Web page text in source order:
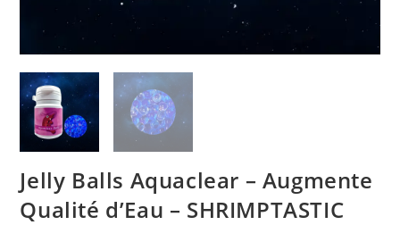
Jelly Balls Aquaclear – Augmente
Qualité d’Eau – SHRIMPTASTIC